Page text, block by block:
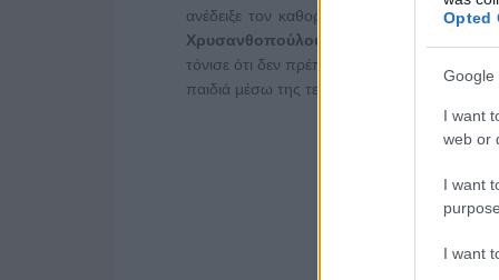
Opted
Google
I want
web or
I want
I want
ανέδειξε τον καθοριστικό ρόλο της
Χρυσανθοπούλου
τόνισε ότι δεν πρέπει να οδηγηθούμε σε μια «
παιδιά μέσω της τεχνολογίας είναι πολύτιμες